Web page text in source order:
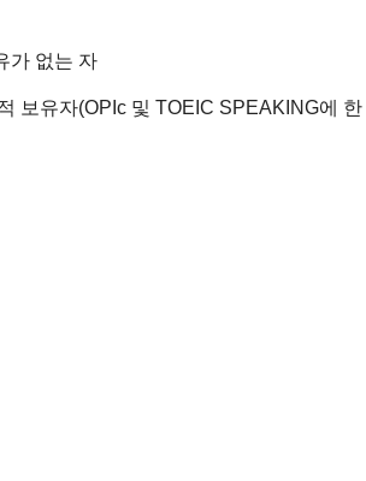
가 없는 자
보유자(OPIc 및 TOEIC SPEAKING에 한